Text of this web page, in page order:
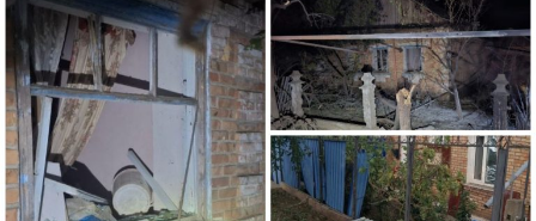
атаку – збито 18 «шахедів» та дві ракети.
Попри це, ворог спрямував FPV-дрони й
артилерію на Нікопольський район. Під ударом
опинилися кілька громад, є пошкодження
житла та інфраструктури.
Про це повідомив голова ДніпроОВАСергій
Лисак, передаєІнформатор.